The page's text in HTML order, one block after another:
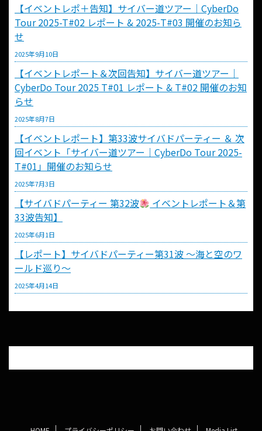
【イベントレポ＋告知】サイバー道ツアー｜CyberDo
Tour 2025-T#02 レポート & 2025-T#03 開催のお知ら
せ
2025年9月10日
【イベントレポート＆次回告知】サイバー道ツアー｜
CyberDo Tour 2025 T#01 レポート & T#02 開催のお知
らせ
2025年8月7日
【イベントレポート】第33波サイバドパーティー ＆ 次
回イベント「サイバー道ツアー｜CyberDo Tour 2025-
T#01」開催のお知らせ
2025年7月3日
【サイバドパーティー 第32波
イベントレポート＆第
33波告知】
2025年6月1日
【レポート】サイバドパーティー第31波 〜海と空のワ
ールド巡り〜
2025年4月14日